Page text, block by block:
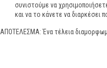
συνιστούμε να
και να το κάνετε να διαρκέσει
ΑΠΟΤΕΛΕΣΜΑ: Ένα τέλεια